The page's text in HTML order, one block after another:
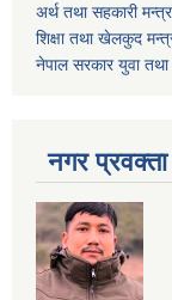
अर्थ तथा सहकारी
शिक्षा तथा खेलकुद
नेपाल सरकार युवा
नगर